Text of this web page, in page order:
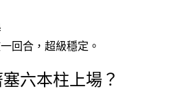
回合，超級穩定。
六本柱上場？